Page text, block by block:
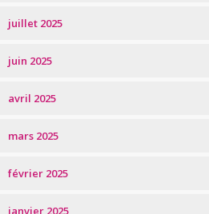
juillet 2025
juin 2025
avril 2025
mars 2025
février 2025
janvier 2025